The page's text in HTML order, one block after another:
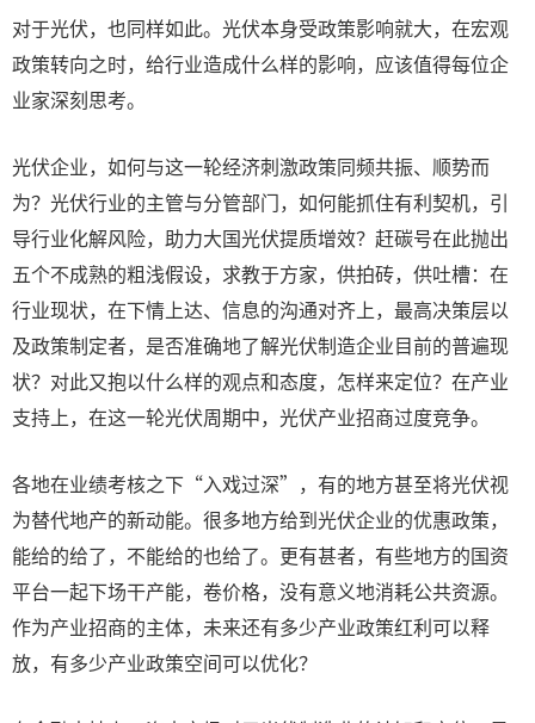
对于光伏，也同样如此。光伏本身受政策影响就大，在宏观
政策转向之时，给行业造成什么样的影响，应该值得每位企
业家深刻思考。
光伏企业，如何与这一轮经济刺激政策同频共振、顺势而
为？光伏行业的主管与分管部门，如何能抓住有利契机，引
导行业化解风险，助力大国光伏提质增效？赶碳号在此抛出
五个不成熟的粗浅假设，求教于方家，供拍砖，供吐槽：在
行业现状，在下情上达、信息的沟通对齐上，最高决策层以
及政策制定者，是否准确地了解光伏制造企业目前的普遍现
状？对此又抱以什么样的观点和态度，怎样来定位？在产业
支持上，在这一轮光伏周期中，光伏产业招商过度竞争。
各地在业绩考核之下“入戏过深”，有的地方甚至将光伏视
为替代地产的新动能。很多地方给到光伏企业的优惠政策，
能给的给了，不能给的也给了。更有甚者，有些地方的国资
平台一起下场干产能，卷价格，没有意义地消耗公共资源。
作为产业招商的主体，未来还有多少产业政策红利可以释
放，有多少产业政策空间可以优化？